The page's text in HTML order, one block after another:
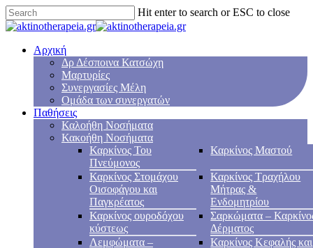
Hit enter to search or ESC to close
Αρχική
Δρ Δέσποινα Κατσώχη
Μαρτυρίες
Συνεργασίες Μέλη
Ομάδα των συνεργατών
Παθήσεις
Καλοήθη Νοσήματα
Κακοήθη Νοσήματα
Καρκίνος Του
Πνεύμονος
Καρκίνος Μαστού
Καρκίνος Στομάχου
Οισοφάγου και
Παγκρέατος
Καρκίνος Τραχήλου
Μήτρας &
Ενδομητρίου
Καρκίνος ουροδόχου
κύστεως
Σαρκώματα –
Δέρματος
Λεμφώματα –
Καρκίνος Κεφαλής και